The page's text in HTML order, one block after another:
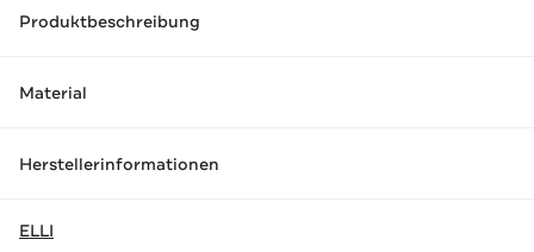
Produktbeschreibung
Material
Herstellerinformationen
ELLI